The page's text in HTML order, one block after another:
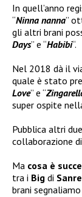
In quell’anno
“Ninna nanna”
gli altri brani
Days” e “Habibi“.
Nel 2018 dà il
quale è stato
Love” e “
super ospite
Pubblica altri due
collaborazione
Ma cosa è
tra i Big di
brani